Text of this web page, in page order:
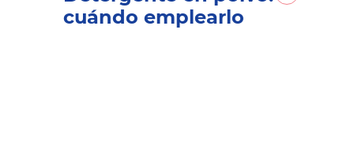
cuándo emplearlo